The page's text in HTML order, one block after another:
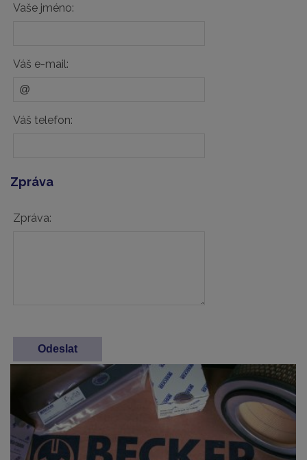
Vaše jméno:
Váš e-mail:
Váš telefon:
Zpráva
Zpráva: